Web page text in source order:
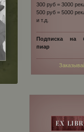
300 руб = 3000
500 руб = 5000
и т.д.
Подписка на
пиар